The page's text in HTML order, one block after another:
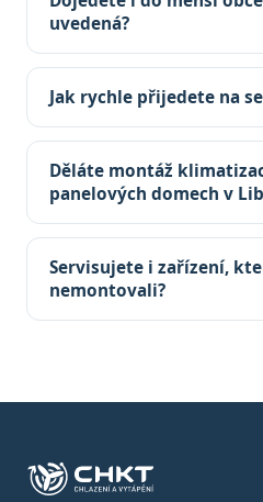
uvedená?
Jak rychle přijedete na
Děláte montáž
panelových domech v
Servisujete i zařízení,
nemontovali?